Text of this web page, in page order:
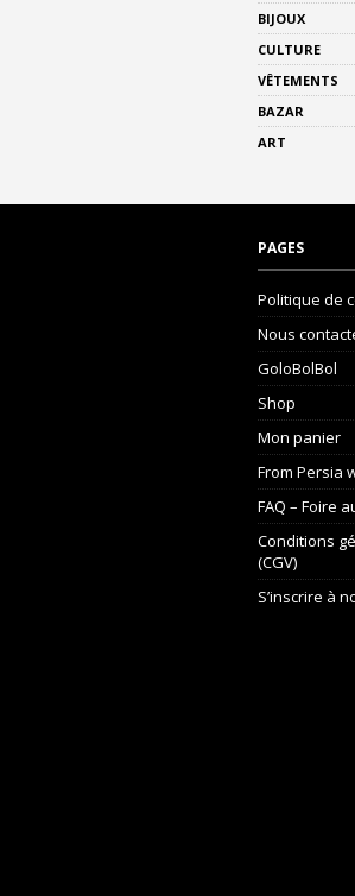
BIJOUX
CULTURE
VÊTEMENTS
BAZAR
ART
PAGES
Politique de
Nous
GoloBolBol
Shop
Mon panier
From Persia
FAQ – Foire
Conditions
(CGV)
S’inscrire à